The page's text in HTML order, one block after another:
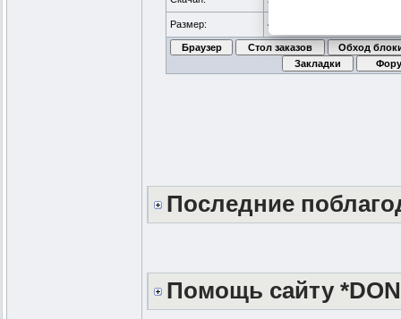
Размер: 4.25 GB
Последние
Помощь сайту